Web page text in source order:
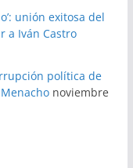
unión exitosa del
a Iván Castro
política de
noviembre